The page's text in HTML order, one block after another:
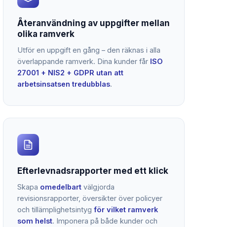
Återanvändning av uppgifter mellan
olika ramverk
Utför en uppgift en gång – den räknas i alla
överlappande ramverk. Dina kunder får ISO
27001 + NIS2 + GDPR utan att
arbetsinsatsen tredubblas.
Efterlevnadsrapporter med ett klick
Skapa omedelbart välgjorda
revisionsrapporter, översikter över policyer
och tillämplighetsintyg för vilket ramverk
som helst. Imponera på både kunder och